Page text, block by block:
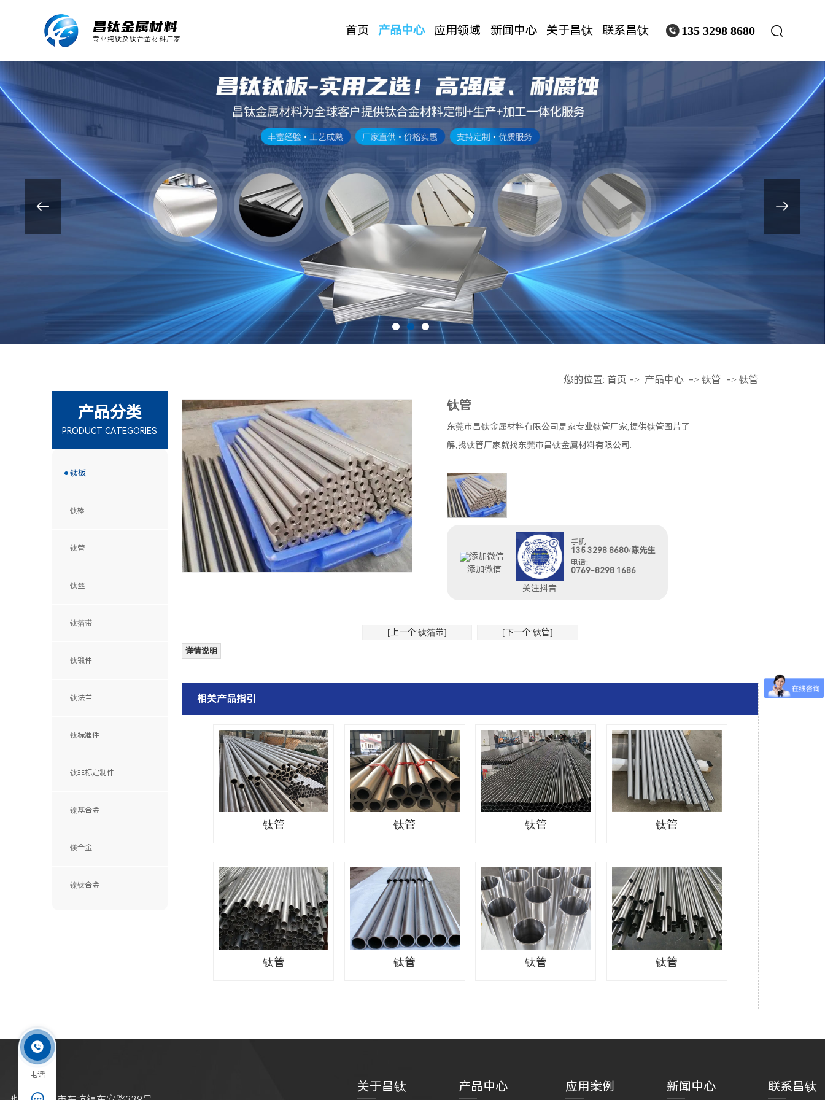
昌钛金属材料
专业纯钛及钛合金材料厂家
首页 产品中心 应用领域 新闻中心 关于昌钛 联系昌钛 135 3298 8680 
 
产品分类
PRODUCT CATEGORIES
钛板
钛棒
钛管
钛丝
钛箔带
钛锻件
钛法兰
钛标准件
钛非标定制件
镍基合金
镁合金
镍钛合金
您的位置: 首页 -> 产品中心-> 钛管 -> 钛管
钛管
东莞市昌钛金属材料有限公司是家专业钛管厂家,提供钛管图片了
解,找钛管厂家就找东莞市昌钛金属材料有限公司.
添加微信
关注抖音
手机：
135 3298 8680/陈先生
电话：
0769-8298 1686
[上一个:钛箔带] [下一个:钛管]
详情说明
相关产品指引
钛管 钛管 钛管 钛管
钛管 钛管 钛管 钛管
关于昌钛 产品中心 应用案例 新闻中心 联系昌钛

电话